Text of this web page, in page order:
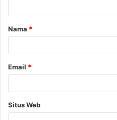
Nama *
Email *
Situs Web